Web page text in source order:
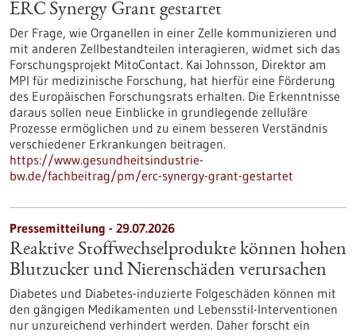
ERC Synergy Grant gestartet
Der Frage, wie Organellen in einer Zelle kommunizieren und
mit anderen Zellbestandteilen interagieren, widmet sich das
Forschungsprojekt MitoContact. Kai Johnsson, Direktor am
MPI für medizinische Forschung, hat hierfür eine Förderung
des Europäischen Forschungsrats erhalten. Die Erkenntnisse
daraus sollen neue Einblicke in grundlegende zelluläre
Prozesse ermöglichen und zu einem besseren Verständnis
verschiedener Erkrankungen beitragen.
https://www.gesundheitsindustrie-
bw.de/fachbeitrag/pm/erc-synergy-grant-gestartet
Pressemitteilung - 29.07.2026
Reaktive Stoffwechselprodukte können hohen
Blutzucker und Nierenschäden verursachen
Diabetes und Diabetes-induzierte Folgeschäden können mit
den gängigen Medikamenten und Lebensstil-Interventionen
nur unzureichend verhindert werden. Daher forscht ein